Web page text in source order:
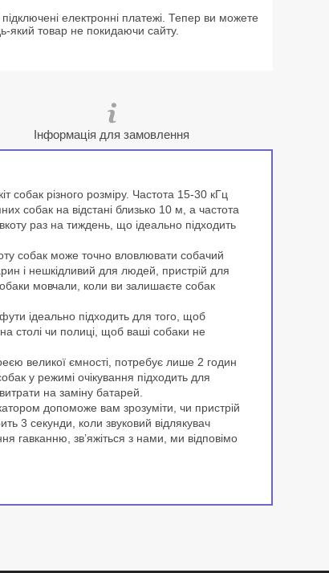
підключені електронні платежі. Тепер ви можете
який товар не покидаючи сайту.
Інформація для замовлення
собак різного розміру. Частота 15-30 кГц
собак на відстані близько 10 м, а частота
раз на тиждень, що ідеально підходить
собак може точно вловлювати собачий
і нешкідливий для людей, пристрій для
мовчали, коли ви залишаєте собак
ідеально підходить для того, щоб
столі чи полиці, щоб ваші собаки не
великої ємності, потребує лише 2 годин
у режимі очікування підходить для
на заміну батарей.
допоможе вам зрозуміти, чи пристрій
3 секунди, коли звуковий відлякувач
гавканню, зв’яжіться з нами, ми відповімо